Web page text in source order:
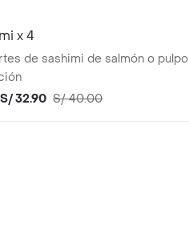
x 4
de sashimi de salmón o pulpo
S/ 32.90 S/ 40.00